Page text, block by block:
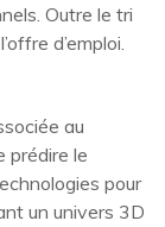
Outre le tri
d’emploi.
au
prédire le
pour
un univers 3D